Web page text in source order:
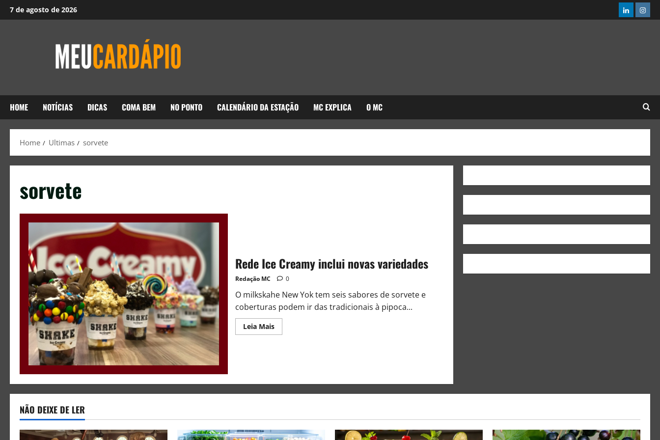
7 de agosto de 2026
HOME NOTÍCIAS DICAS COMA BEM NO PONTO CALENDÁRIO DA ESTAÇÃO MC EXPLICA O MC
Home Ultimas sorvete
sorvete
Rede Ice Creamy inclui novas variedades
Redação MC 0
O milkskahe New Yok tem seis sabores de sorvete e
coberturas podem ir das tradicionais à pipoca...
Leia Mais
NÃO DEIXE DE LER